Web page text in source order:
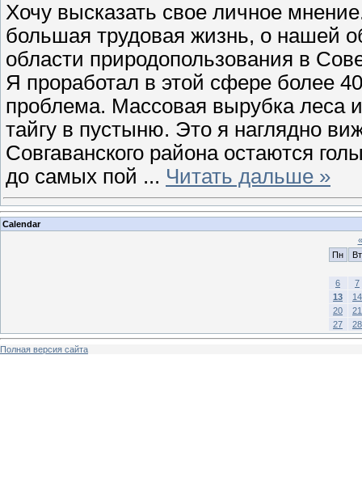
Хочу высказать свое личное
большая трудовая жизнь, о нашей
области природопользования в
Я проработал в этой сфере более
проблема. Массовая вырубка леса
тайгу в пустыню. Это я наглядно
Совгаванского района остаются
до самых пой ... Читать дальше »
Calendar
«
Пн
Вт
6
7
13
14
20
21
27
28
Полная версия сайта